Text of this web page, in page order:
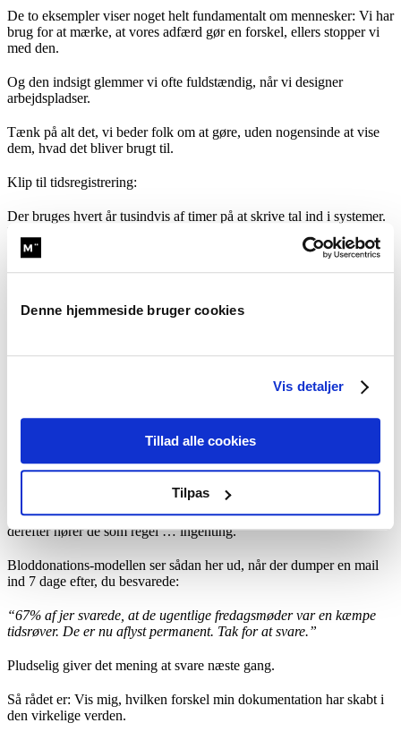
Denne hjemmeside bruger cookies
Vis detaljer
Tillad alle cookies
Tilpas
De to eksempler viser noget helt fundamentalt om mennesker: Vi har
brug for at mærke, at vores adfærd gør en forskel, ellers stopper vi
med den.
Og den indsigt glemmer vi ofte fuldstændig, når vi designer
arbejdspladser.
Tænk på alt det, vi beder folk om at gøre, uden nogensinde at vise
dem, hvad det bliver brugt til.
Klip til tidsregistrering:
Der bruges hvert år tusindvis af timer på at skrive tal ind i systemer.
Hvilken opgave, hvor mange timer, hvilken sag.
DonorsChoose-modellen ser sådan her ud, når du får en sms fra
bare lige sige, at dine registreringer fra Q1 viste, at vi brugte 80
timer mere på projektet end budgetteret. Det gav os dokumentation
til at genforhandle kontrakten med kunden, og vi fik 180.000 kr.
Hvert år svarer folk på spørgsmål om trivsel, ledelse, samarbejde, og
derefter hører de som regel … ingenting.
Bloddonations-modellen ser sådan her ud, når der dumper en mail
ind 7 dage efter, du besvarede:
“67% af jer svarede, at de ugentlige fredagsmøder var en kæmpe
tidsrøver. De er nu aflyst permanent. Tak for at svare.”
Pludselig giver det mening at svare næste gang.
Så rådet er: Vis mig, hvilken forskel min dokumentation har skabt i
den virkelige verden.